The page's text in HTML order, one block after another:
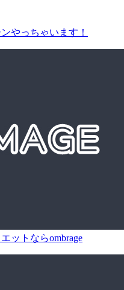
やっちゃいます！
ットならombrage